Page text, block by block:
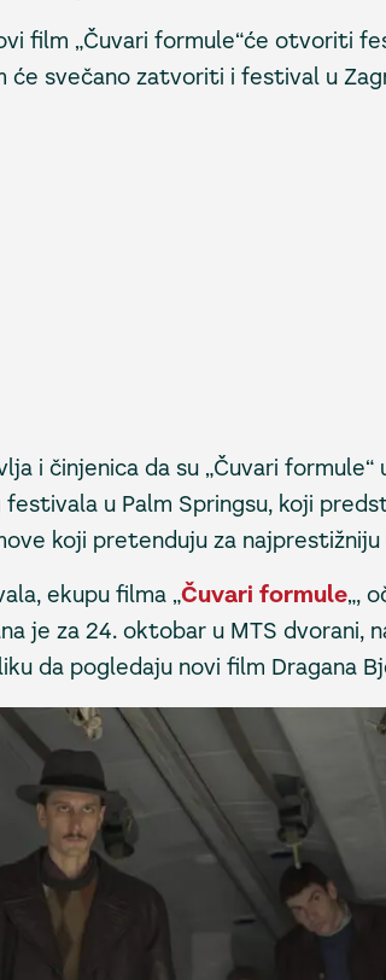
film „Čuvari formule“će otvoriti
će svečano zatvoriti i festival u
i činjenica da su „Čuvari
u Palm Springsu, koji
koji pretenduju za
ekupu filma „Čuvari formule„,
je za 24. oktobar u MTS dvorani,
da pogledaju novi film Dragana